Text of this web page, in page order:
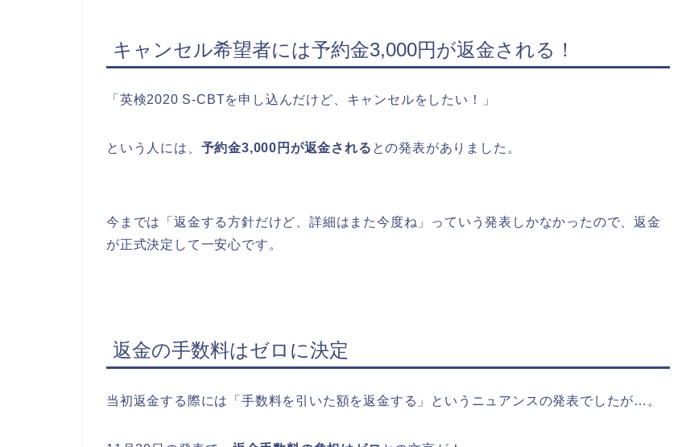
キャンセル希望者には予約金3,000円が返金される！
「英検2020 S-CBTを申し込んだけど、キャンセルをしたい！」
という人には、 予約金3,000円が返金される との発表がありました。
今までは「返金する方針だけど、詳細はまた今度ね」っていう発表しかなかったので、返金
が正式決定して一安心です。
返金の手数料はゼロに決定
当初返金する際には「手数料を引いた額を返金する」というニュアンスの発表でしたが…。